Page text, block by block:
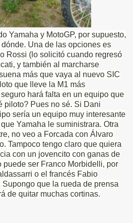
Yamaha y MotoGP, por supuesto,
Una de las opciones es
Rossi (lo solicitó cuando regresó
y también al marcharse
más que vaya al nuevo SIC
que lleve la M1 más
hará falta en un equipo que
piloto? Pues no sé. Si Dani
sería un equipo muy interesante
Yamaha le suministrara. Otra
no veo a Forcada con Álvaro
Tampoco tengo claro que quiera
con un jovencito con ganas de
puede ser Franco Morbidelli, por
o el francés Fabio
Supongo que la rueda de prensa
de quitar muchas cortinas.